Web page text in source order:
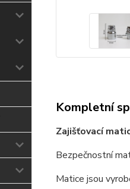
Kompletní
Zajišťovací
Bezpečnostní
Matice jsou